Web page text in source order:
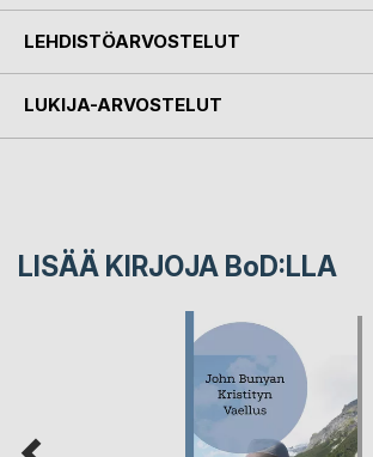
LEHDISTÖARVOSTELUT
LUKIJA-ARVOSTELUT
LISÄÄ KIRJOJA BoD:LLA